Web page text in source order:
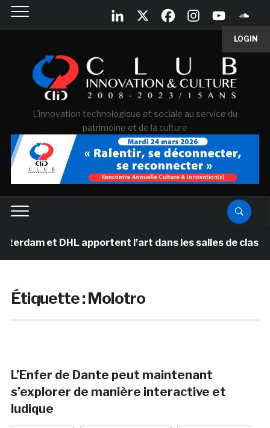
LOGIN
L'innovation technologique et sociale au service du
patrimoine et de la culture
et DHL apportent l’art dans les salles de classe
Étiquette :Molotro
L’Enfer de Dante peut maintenant
s’explorer de manière interactive et
ludique